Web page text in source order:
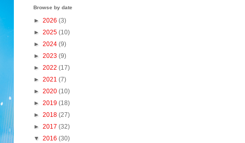
Browse by date
► 2026 (3)
► 2025 (10)
► 2024 (9)
► 2023 (9)
► 2022 (17)
► 2021 (7)
► 2020 (10)
► 2019 (18)
► 2018 (27)
► 2017 (32)
▼ 2016 (30)